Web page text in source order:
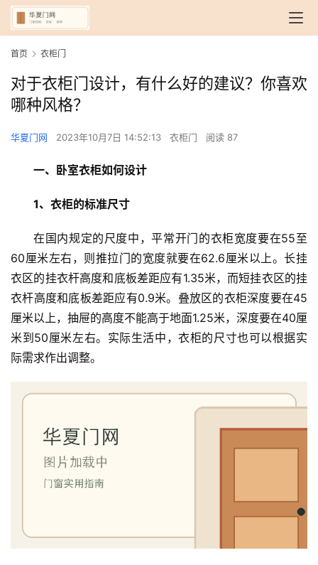
首页 衣柜门
对于衣柜门设计，有什么好的建议？你喜欢
哪种风格？
华夏门网 2023年10月7日 14:52:13 衣柜门 阅读 87
一、卧室衣柜如何设计
1、衣柜的标准尺寸
在国内规定的尺度中，平常开门的衣柜宽度要在55至
60厘米左右，则推拉门的宽度就要在62.6厘米以上。长挂
衣区的挂衣杆高度和底板差距应有1.35米，而短挂衣区的挂
衣杆高度和底板差距应有0.9米。叠放区的衣柜深度要在45
厘米以上，抽屉的高度不能高于地面1.25米，深度要在40厘
米到50厘米左右。实际生活中，衣柜的尺寸也可以根据实
际需求作出调整。